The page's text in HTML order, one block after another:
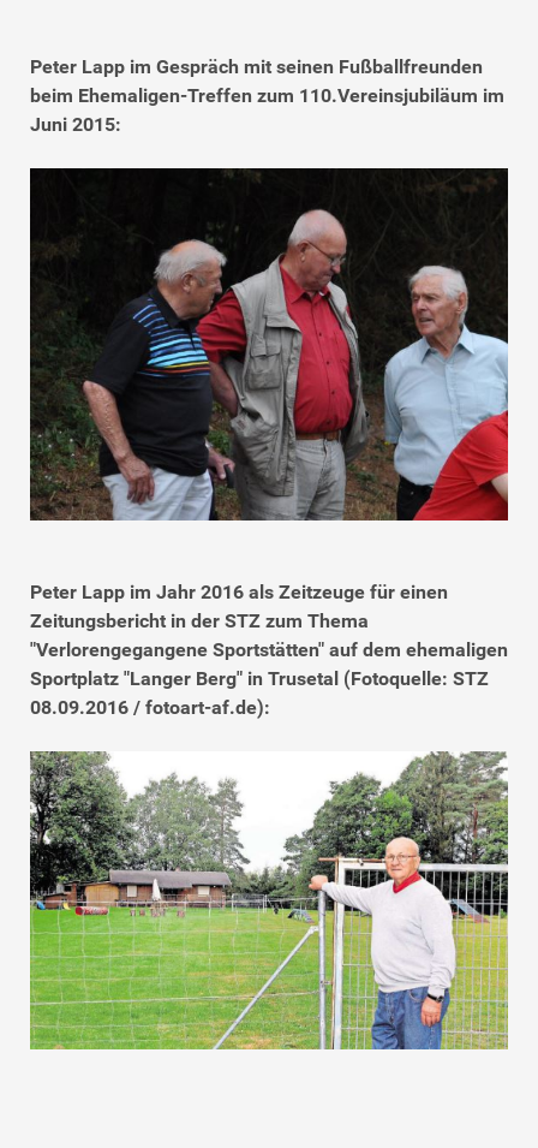
Peter Lapp im Gespräch mit seinen Fußballfreunden
beim Ehemaligen-Treffen zum 110.Vereinsjubiläum im
Juni 2015:
Peter Lapp im Jahr 2016 als Zeitzeuge für einen
Zeitungsbericht in der STZ zum Thema
"Verlorengegangene Sportstätten" auf dem ehemaligen
Sportplatz "Langer Berg" in Trusetal (Fotoquelle: STZ
08.09.2016 / fotoart-af.de):